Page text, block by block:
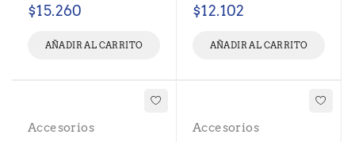
$15.260
AÑADIR AL CARRITO
$12.102
AÑADIR AL CARRITO
Accesorios
Accesorios